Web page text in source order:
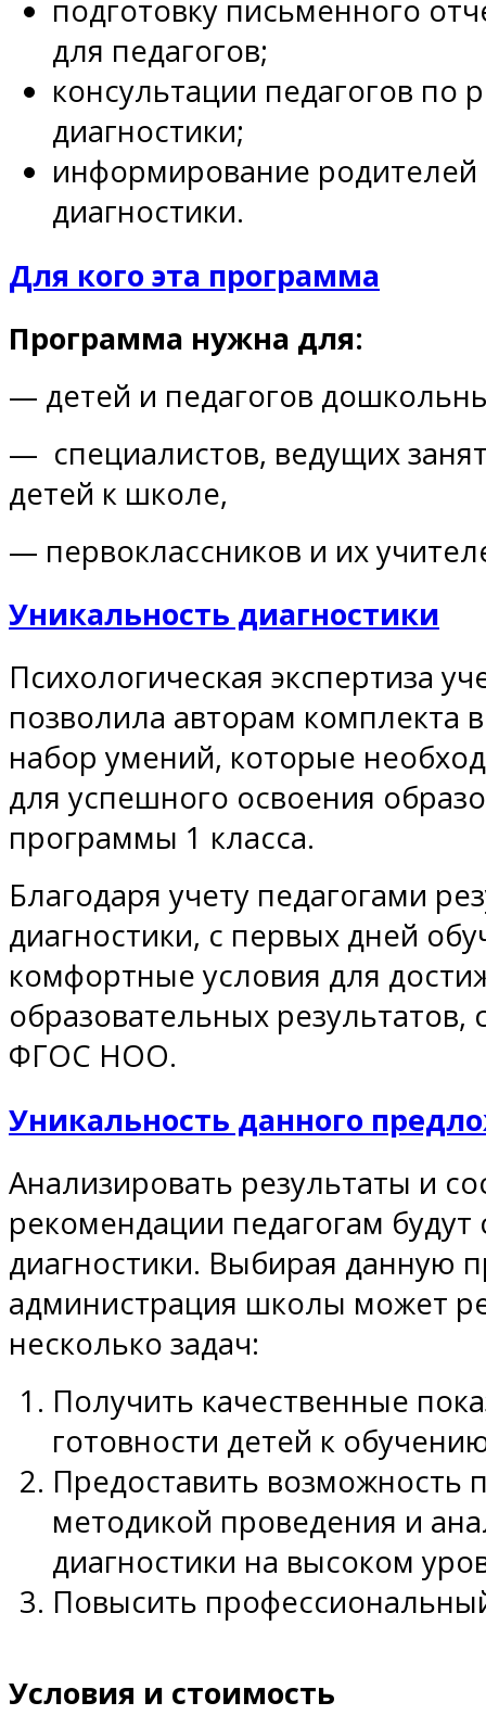
подготовку письменного
для педагогов;
консультации педагогов по
диагностики;
информирование родителей
диагностики.
Для кого эта программа
Программа нужна для:
— детей и педагогов
— специалистов, ведущих
детей к школе,
— первоклассников и их
Уникальность диагностики
Психологическая экспертиза
позволила авторам комплекта
набор умений, которые
для успешного освоения
программы 1 класса.
Благодаря учету педагогами
диагностики, с первых дней
комфортные условия для
образовательных результатов,
ФГОС НОО.
Уникальность данного
Анализировать результаты и
рекомендации педагогам
диагностики. Выбирая данную
администрация школы может
несколько задач:
Получить качественные
готовности детей к
Предоставить возможность
методикой проведения и
диагностики на высоком
Повысить
Условия и стоимость